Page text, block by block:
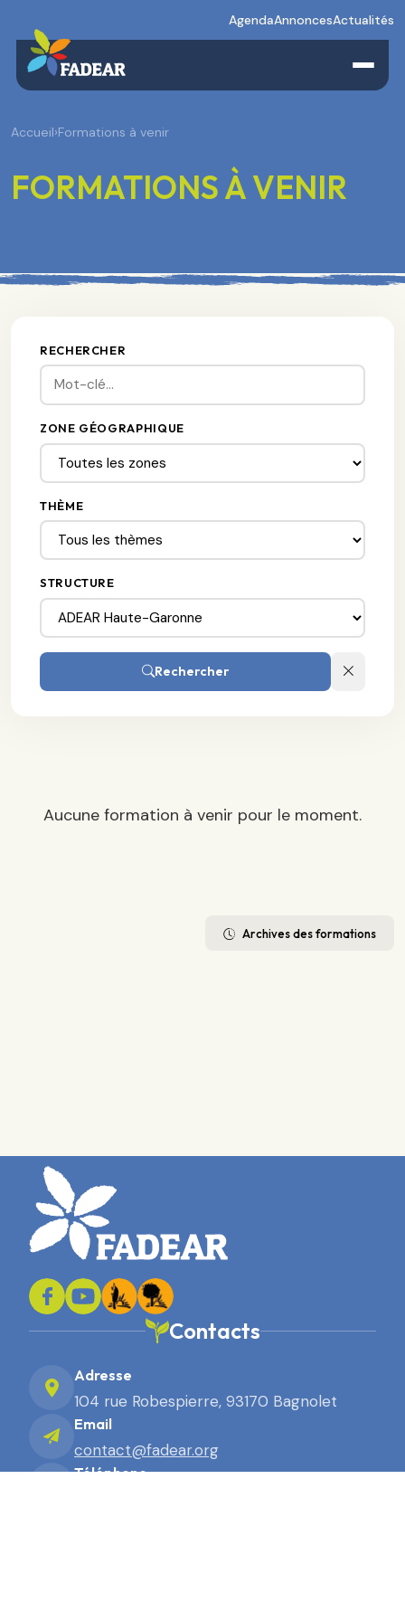
AgendaAnnoncesActualités
Accueil›Formations à venir
FORMATIONS À VENIR
RECHERCHER
ZONE GÉOGRAPHIQUE
THÈME
STRUCTURE
Rechercher
Aucune formation à venir pour le moment.
Archives des formations
Contacts
Adresse
104 rue Robespierre, 93170 Bagnolet
Email
contact@fadear.org
Téléphone